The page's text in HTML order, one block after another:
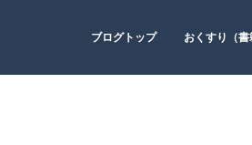
ブログトップ おくすり（書